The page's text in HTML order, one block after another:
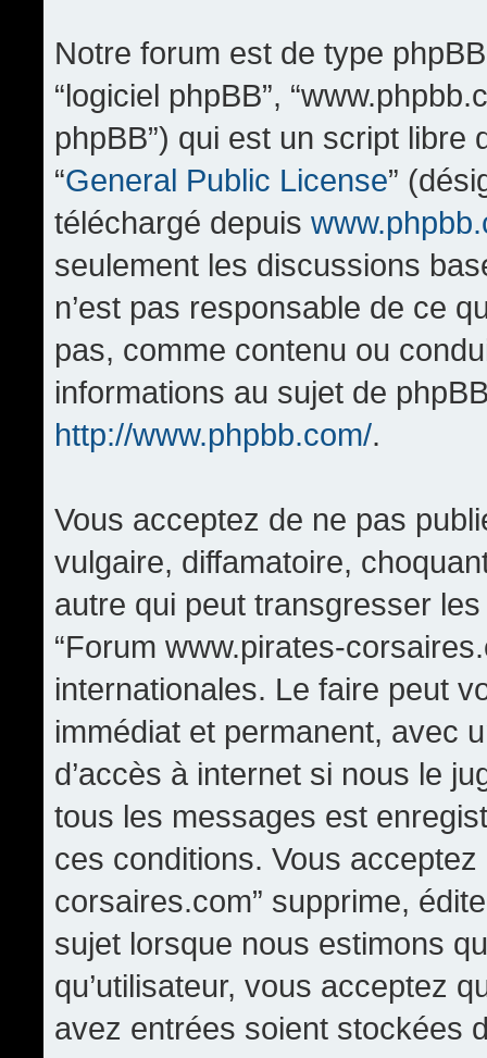
Notre forum est de type phpBB
“logiciel phpBB”,
phpBB”) qui est un script
“General Public License”
téléchargé depuis
seulement les discussions
n’est pas responsable de ce
pas, comme contenu ou
informations au sujet de
http://www.phpbb.com/.
Vous acceptez de ne pas
vulgaire, diffamatoire,
autre qui peut transgresser
“Forum www.pirates-
internationales. Le faire peut
immédiat et permanent, avec
d’accès à internet si nous le
tous les messages est
ces conditions. Vous
corsaires.com” supprime,
sujet lorsque nous estimons
qu’utilisateur, vous acceptez
avez entrées soient stockées